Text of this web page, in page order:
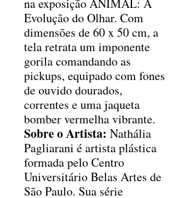
Evolução do Olhar. Com
dimensões de 60 x 50 cm, a
tela retrata um imponente
gorila comandando as
pickups, equipado com fones
de ouvido dourados,
correntes e uma jaqueta
bomber vermelha vibrante.
Sobre o Artista: Nathália
Pagliarani é artista plástica
formada pelo Centro
Universitário Belas Artes de
São Paulo. Sua série